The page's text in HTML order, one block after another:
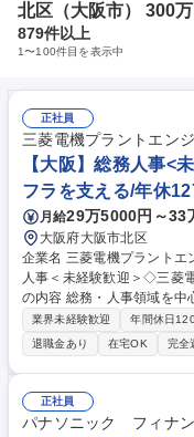
北区（大阪市） 300
879件以上
1〜100件目を表示中
正社員
三菱電機プラントエン
【大阪】総務人事<
フラを支える/年休
月給29万5000円～33
大阪府大阪市北区
企業名 三菱電機プラントエンジニアリ
人事＜未経験歓迎＞◇三菱電
の内容 総務・人事領域を中
します。 ＜具体的には＞ ・総務/人事労務（給与・社保・勤怠管理など）
・採用・教育研修 ・福利厚
採用や教育等の業務内容に
出張もございます。 ※担当
務部という組織として協力しながら
総務人事＜未経験歓迎＞◇
業界未経験歓迎 年間休日
退職金あり
在宅OK 完全
正社員
パナソニック フィナ